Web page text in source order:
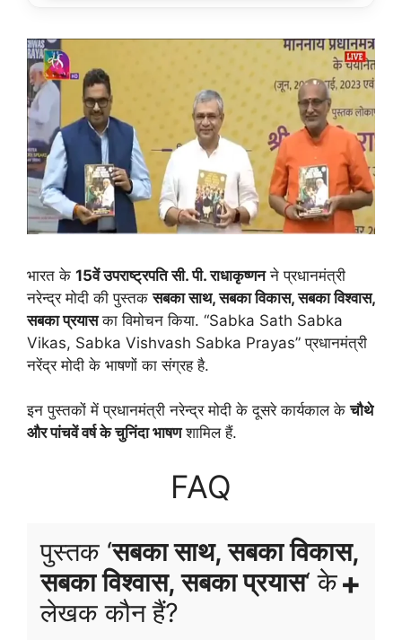
भारत के 15वें उपराष्ट्रपति सी. पी. राधाकृष्णनने प्रधानमंत्री
नरेन्द्र मोदी की पुस्तकसबका साथ, सबका विकास, सबका विश्वास,
सबका प्रयासका विमोचन किया. “Sabka Sath Sabka
Vikas, Sabka Vishvash Sabka Prayas” प्रधानमंत्री
नरेंद्र मोदी के भाषणों का संग्रह है.
इन पुस्तकों में प्रधानमंत्री नरेन्द्र मोदी के दूसरे कार्यकाल केचौथे
और पांचवें वर्ष के चुनिंदा भाषणशामिल हैं.
FAQ
पुस्तक ‘सबका साथ, सबका विकास,
सबका विश्वास, सबका प्रयास‘ के
लेखक कौन हैं?